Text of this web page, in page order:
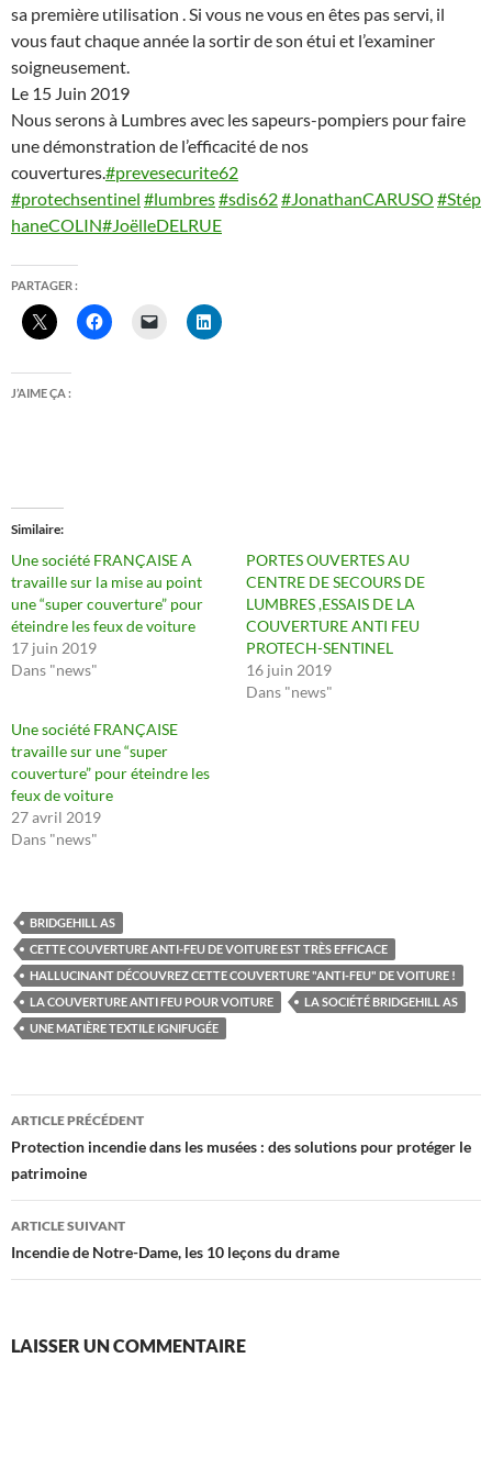
sa première utilisation . Si vous ne vous en êtes pas servi, il
vous faut chaque année la sortir de son étui et l’examiner
soigneusement.
Le 15 Juin 2019
Nous serons à Lumbres avec les sapeurs-pompiers pour faire
une démonstration de l’efficacité de nos
couvertures.#prevesecurite62
#protechsentinel #lumbres#sdis62#JonathanCARUSO #Stép
haneCOLIN#JoëlleDELRUE
PARTAGER :
J’AIME ÇA :
Similaire
Une société FRANÇAISE A
travaille sur la mise au point
une “super couverture” pour
éteindre les feux de voiture
17 juin 2019
Dans "news"
PORTES OUVERTES AU
CENTRE DE SECOURS DE
LUMBRES ,ESSAIS DE LA
COUVERTURE ANTI FEU
PROTECH-SENTINEL
16 juin 2019
Dans "news"
Une société FRANÇAISE
travaille sur une “super
couverture” pour éteindre les
feux de voiture
27 avril 2019
Dans "news"
BRIDGEHILL AS
CETTE COUVERTURE ANTI-FEU DE VOITURE EST TRÈS EFFICACE
HALLUCINANT DÉCOUVREZ CETTE COUVERTURE "ANTI-FEU" DE VOITURE !
LA COUVERTURE ANTI FEU POUR VOITURE
LA SOCIÉTÉ BRIDGEHILL AS
UNE MATIÈRE TEXTILE IGNIFUGÉE
Navigation
des
articles
ARTICLE PRÉCÉDENT
Protection incendie dans les musées : des solutions pour protéger le
patrimoine
ARTICLE SUIVANT
Incendie de Notre-Dame, les 10 leçons du drame
LAISSER UN COMMENTAIRE